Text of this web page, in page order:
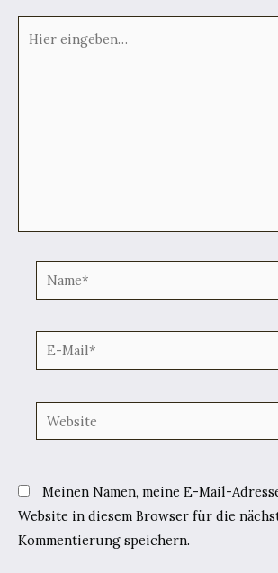
eingeben…
Name*
E-
Mail*
Website
Meinen Namen, meine E-Mail-
Website in diesem Browser für die
Kommentierung speichern.